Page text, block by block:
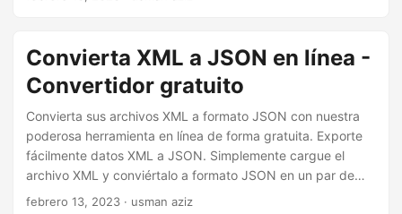
Convierta XML a JSON en línea -
Convertidor gratuito
Convierta sus archivos XML a formato JSON con nuestra
poderosa herramienta en línea de forma gratuita. Exporte
fácilmente datos XML a JSON. Simplemente cargue el
archivo XML y conviértalo a formato JSON en un par de
pasos.
febrero 13, 2023 · usman aziz